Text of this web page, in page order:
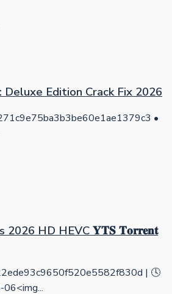
Deluxe Edition Crack Fix 2026
•
2026 HD HEVC 𝐘𝐓𝐒 𝐓𝐨𝐫𝐫𝐞𝐧𝐭
| 🕓